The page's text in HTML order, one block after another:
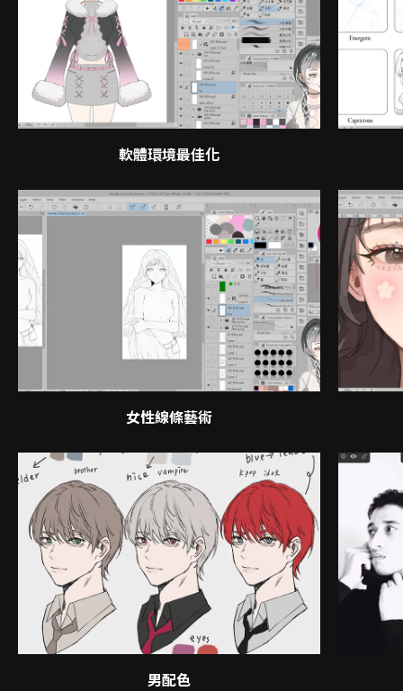
軟體環境最佳化
女性線條藝術
男配色